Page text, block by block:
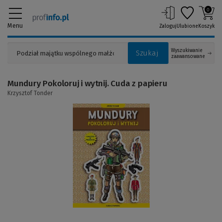
Menu
Szukaj
Wyszukiwanie
zaawansowane
ZalogujUlubione
0
Koszyk
(Link
strony)
Mundury Pokoloruj i wytnij. Cuda z papieru
Krzysztof Tonder